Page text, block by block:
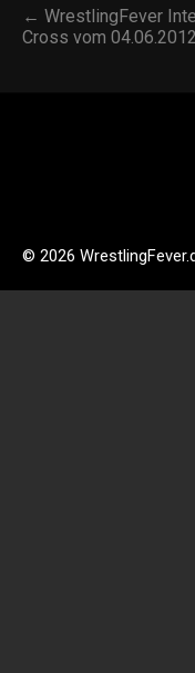
← WrestlingFever
Cross vom 04.06.2012
© 2026